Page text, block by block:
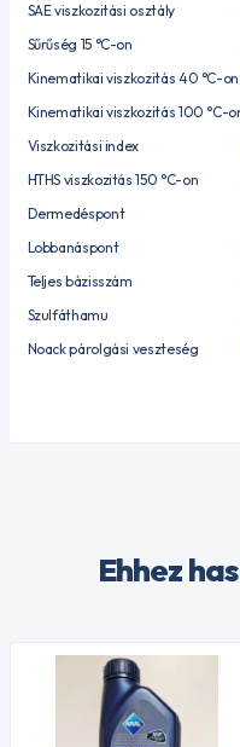
SAE viszkozitási osztály
Sűrűség 15 °C-on
Kinematikai viszkozitás 40 °C-on
Kinematikai viszkozitás 100 °C-
Viszkozitási index
HTHS viszkozitás 150 °C-on
Dermedéspont
Lobbanáspont
Teljes bázisszám
Szulfáthamu
Noack párolgási veszteség
Ehhez